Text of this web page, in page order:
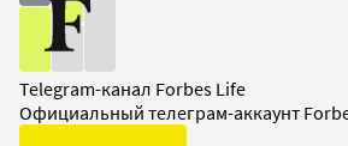
Telegram-канал Forbes Life
Официальный телеграм-аккаунт